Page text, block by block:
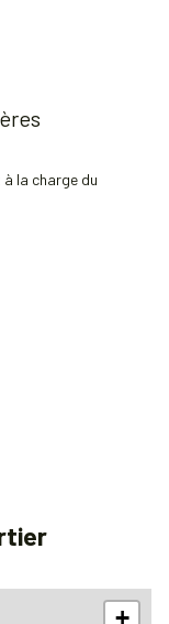
la charge du
+